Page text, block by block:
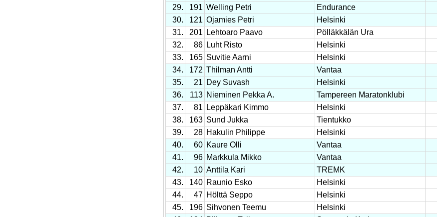
29.
191 Welling Petri Endurance
30.
121 Ojamies Petri Helsinki
31.
201 Lehtoaro Paavo Pölläkkälän Ura
32.
86 Luht Risto Helsinki
33.
165 Suvitie Aarni Helsinki
34.
172 Thilman Antti Vantaa
35.
21 Dey Suvash Helsinki
36.
113 Nieminen Pekka A. Tampereen Maratonklubi
37.
81 Leppäkari Kimmo Helsinki
38.
163 Sund Jukka Tientukko
39.
28 Hakulin Philippe Helsinki
40.
60 Kaure Olli Vantaa
41.
96 Markkula Mikko Vantaa
42.
10 Anttila Kari TREMK
43.
140 Raunio Esko Helsinki
44.
47 Hölttä Seppo Helsinki
45.
196 Sihvonen Teemu Helsinki